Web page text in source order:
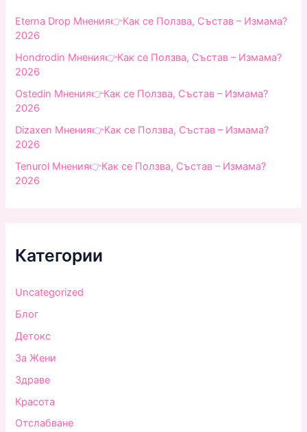
:Eterna Drop Мнения👉Как се Ползва, Състав – Измама?
2026
Hondrodin Мнения👉Как се Ползва, Състав – Измама?
2026
Ostedin Мнения👉Как се Ползва, Състав – Измама?
2026
Dizaxen Мнения👉Как се Ползва, Състав – Измама?
2026
Tenurol Мнения👉Как се Ползва, Състав – Измама?
2026
Категории
Uncategorized
Блог
Детокс
За Жени
Здраве
Красота
Отслабване